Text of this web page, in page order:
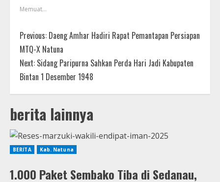
Memuat...
Previous: Daeng Amhar Hadiri Rapat Pemantapan Persiapan
MTQ-X Natuna
Next: Sidang Paripurna Sahkan Perda Hari Jadi Kabupaten
Bintan 1 Desember 1948
berita lainnya
BERITA Kab. Natuna
1.000 Paket Sembako Tiba di Sedanau,